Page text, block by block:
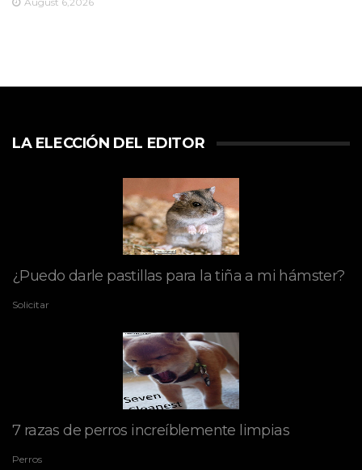
LA ELECCIÓN DEL EDITOR
¿Puedo darle pastillas para la tiña a mi hámster?
Solicitar
7 razas de perros increíblemente limpias
Perros